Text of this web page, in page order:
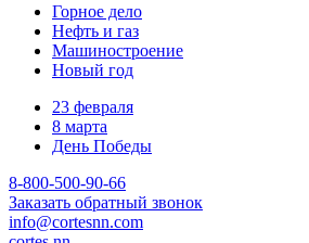
Горное дело
Нефть и газ
Машиностроение
Новый год
23 февраля
8 марта
День Победы
8-800-500-90-66
Заказать обратный звонок
info@cortesnn.com